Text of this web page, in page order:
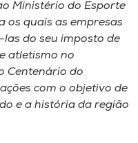
Ministério do Esporte
os quais as empresas
do seu imposto de
atletismo no
Centenário do
com o objetivo de
e a história da região